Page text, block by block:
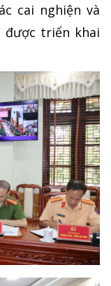
cai nghiện và
được triển khai